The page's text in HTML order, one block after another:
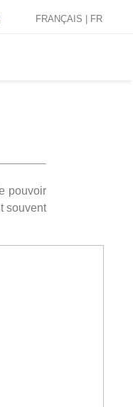
FRANÇAIS | FR
pouvoir
souvent